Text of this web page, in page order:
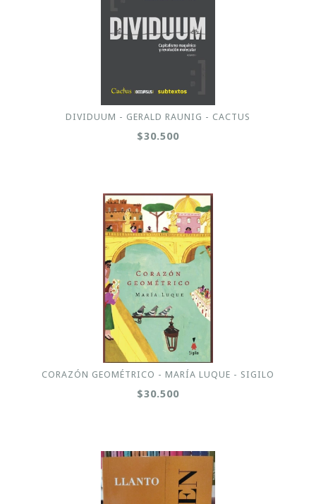
DIVIDUUM - GERALD RAUNIG - CACTUS
$30.500
CORAZÓN GEOMÉTRICO - MARÍA LUQUE - SIGILO
$30.500